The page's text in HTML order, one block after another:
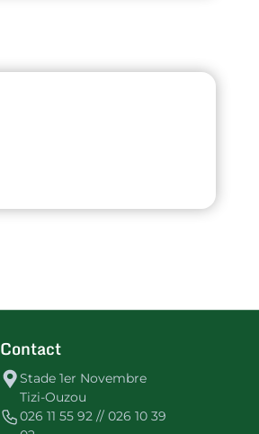
Contact
Stade 1er Novembre
Tizi-Ouzou
026 11 55 92 // 026 10 39